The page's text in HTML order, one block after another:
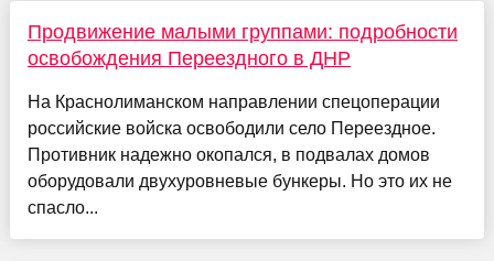
Продвижение малыми группами: подробности
освобождения Переездного в ДНР
На Краснолиманском направлении спецоперации
российские войска освободили село Переездное.
Противник надежно окопался, в подвалах домов
оборудовали двухуровневые бункеры. Но это их не
спасло...